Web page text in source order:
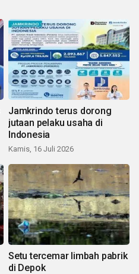
Jamkrindo terus dorong
jutaan pelaku usaha di
Indonesia
Kamis, 16 Juli 2026
Setu tercemar limbah pabrik
di Depok